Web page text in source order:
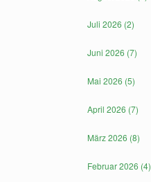
Juli 2026 (2)
Juni 2026 (7)
Mai 2026 (5)
April 2026 (7)
März 2026 (8)
Februar 2026 (4)